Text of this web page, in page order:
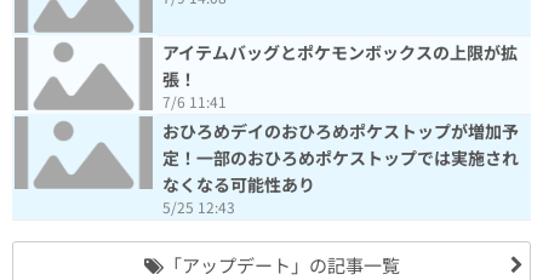
アイテムバッグとポケモンボックスの上限が拡
張！
7/6 11:41
おひろめデイのおひろめポケストップが増加予
定！一部のおひろめポケストップでは実施され
なくなる可能性あり
5/25 12:43
「アップデート」の記事一覧